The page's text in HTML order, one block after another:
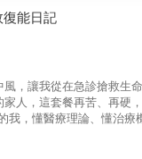
學克服早洩、重塑床上
，徹底克服疼痛與冷感
復能日記
，讓我從在急診搶救生
人，這套餐再苦、再硬
，懂醫療理論、懂治
你累、煩、痛、抖、懷